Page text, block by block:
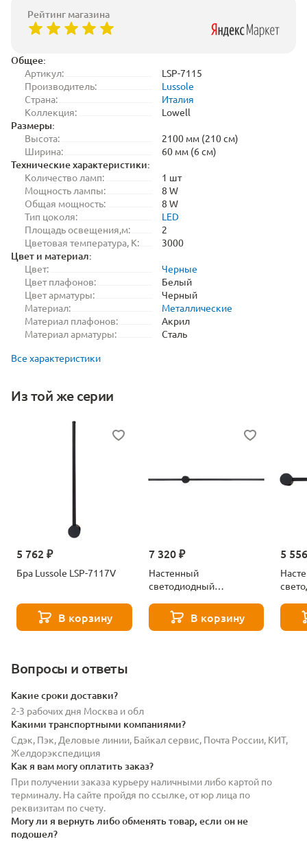
Общее:
Артикул:
LSP-7115
Производитель:
Lussole
Страна:
Италия
Коллекция:
Lowell
Размеры:
Высота:
2100 мм (210 см)
Ширина:
60 мм (6 см)
Технические характеристики:
Количество ламп:
1 шт
Мощность лампы:
8 W
Общая мощность:
8 W
Тип цоколя:
LED
Площадь освещения,м:
2
Цветовая температура, K:
3000
Цвет и материал:
Цвет:
Черные
Цвет плафонов:
Белый
Цвет арматуры:
Черный
Материал:
Металлические
Материал плафонов:
Акрил
Материал арматуры:
Сталь
Все характеристики
Из той же серии
5 762 ₽
Бра Lussole LSP-7117V
В корзину
7 320 ₽
Настенный
светодиодный
Lowell LSP-7118В корзину
5
Вопросы и ответы
Какие сроки доставки?
2-3 рабочих дня Москва и обл
Какими транспортными компаниями?
Сдэк, Пэк, Деловые линии, Байкал сервис, Почта России, КИТ,
Желдорэкспедиция
Как я вам могу оплатить заказ?
При получении заказа курьеру наличными либо картой по
терминалу. На сайте пройдя по ссылке, от юр лица по
реквизитам по счету.
Могу ли я вернуть либо обменять товар, если он не
подошел?
Рейтинг магазина